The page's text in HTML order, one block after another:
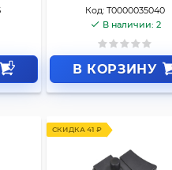
Код: Т0000035040
В наличии: 2
В КОРЗИНУ